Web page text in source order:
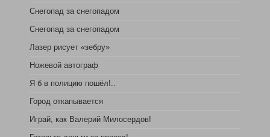
Снегопад за снегопадом
Снегопад за снегопадом
Лазер рисует «зебру»
Ножевой автограф
Я б в полицию пошёл!..
Город откапывается
Играй, как Валерий Милосердов!